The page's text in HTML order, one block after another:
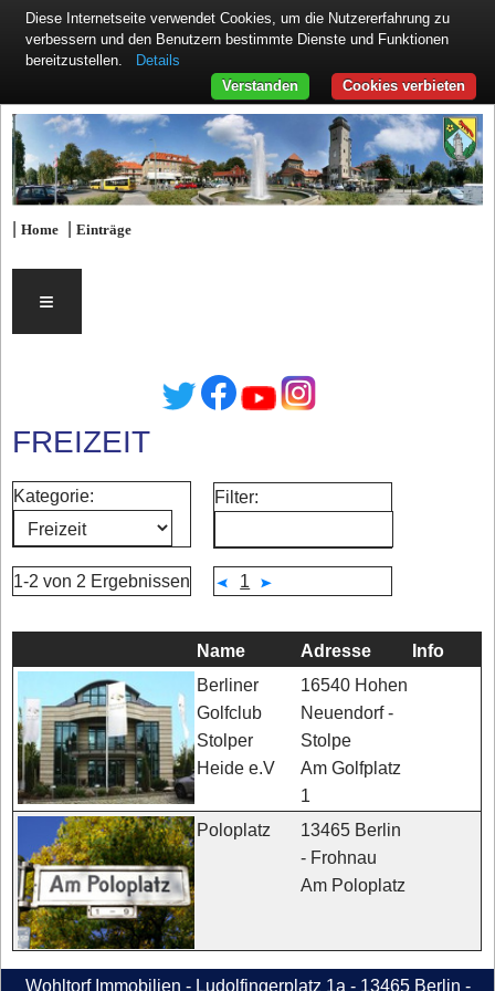
|Home |Einträge
≡
FREIZEIT
Kategorie: Filter:
1-2 von 2 Ergebnissen 1
Name Adresse Info
Berliner
Golfclub
Stolper
Heide e.V
16540 Hohen
Neuendorf -
Stolpe
Am Golfplatz
1
Poloplatz
13465 Berlin
- Frohnau
Am Poloplatz
Diese Internetseite verwendet Cookies, um die Nutzererfahrung zu
verbessern und den Benutzern bestimmte Dienste und Funktionen
bereitzustellen.
Details
Cookies verbieten
Verstanden